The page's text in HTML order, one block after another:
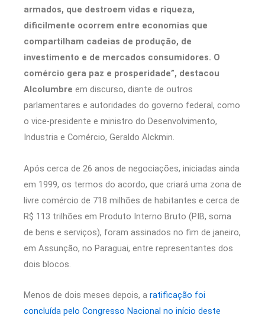
armados, que destroem vidas e riqueza,
dificilmente ocorrem entre economias que
compartilham cadeias de produção, de
investimento e de mercados consumidores. O
comércio gera paz e prosperidade”, destacou
Alcolumbre em discurso, diante de outros
parlamentares e autoridades do governo federal, como
o vice-presidente e ministro do Desenvolvimento,
Industria e Comércio, Geraldo Alckmin.
Após cerca de 26 anos de negociações, iniciadas ainda
em 1999, os termos do acordo, que criará uma zona de
livre comércio de 718 milhões de habitantes e cerca de
R$ 113 trilhões em Produto Interno Bruto (PIB, soma
de bens e serviços), foram assinados no fim de janeiro,
em Assunção, no Paraguai, entre representantes dos
dois blocos.
Menos de dois meses depois, a ratificação foi
concluída pelo Congresso Nacional no início deste